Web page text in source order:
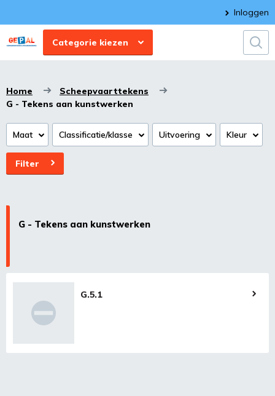
Inloggen
Categorie kiezen
Home
Scheepvaarttekens
G - Tekens aan kunstwerken
Maat Classificatie/klasse Uitvoering Kleur
Filter
G - Tekens aan kunstwerken
G.5.1